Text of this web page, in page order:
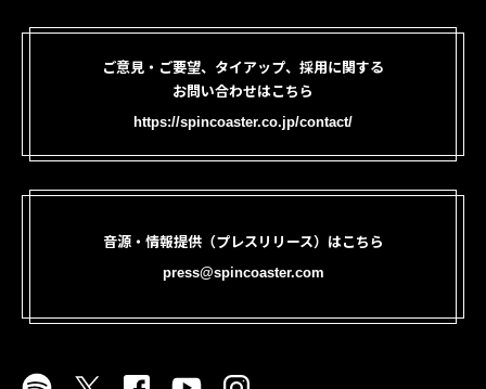
ご意見・ご要望、タイアップ、採用に関する
お問い合わせはこちら
https://spincoaster.co.jp/contact/
音源・情報提供（プレスリリース）はこちら
press@spincoaster.com